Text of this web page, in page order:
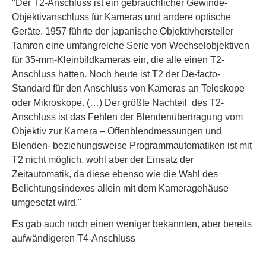
"Der T2-Anschluss ist ein gebräuchlicher Gewinde-
Objektivanschluss für Kameras und andere optische
Geräte. 1957 führte der japanische Objektivhersteller
Tamron eine umfangreiche Serie von Wechselobjektiven
für 35-mm-Kleinbildkameras ein, die alle einen T2-
Anschluss hatten. Noch heute ist T2 der De-facto-
Standard für den Anschluss von Kameras an Teleskope
oder Mikroskope. (…) Der größte Nachteil des T2-
Anschluss ist das Fehlen der Blendenübertragung vom
Objektiv zur Kamera – Offenblendmessungen und
Blenden- beziehungsweise Programmautomatiken ist mit
T2 nicht möglich, wohl aber der Einsatz der
Zeitautomatik, da diese ebenso wie die Wahl des
Belichtungsindexes allein mit dem Kameragehäuse
umgesetzt wird."
Es gab auch noch einen weniger bekannten, aber bereits
aufwändigeren T4-Anschluss